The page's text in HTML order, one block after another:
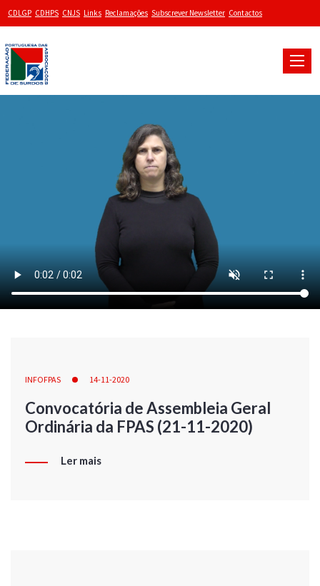
CDLGP CDHPS CNJS Links Reclamações Subscrever Newsletter Contactos
Toggle
INFOFPAS 14-11-2020
Convocatória de Assembleia Geral
Ordinária da FPAS (21-11-2020)
Ler mais